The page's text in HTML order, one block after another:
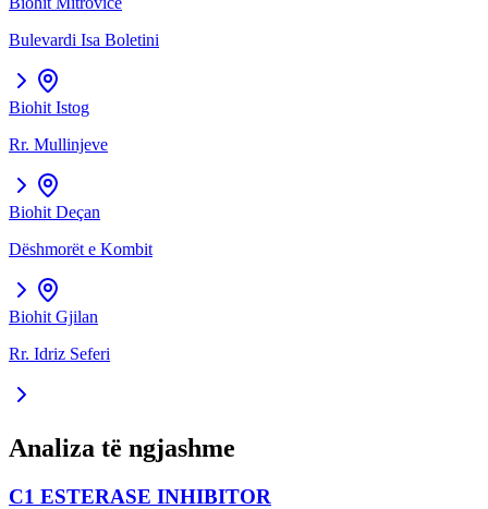
Bulevardi Isa Boletini
Biohit Istog
Rr. Mullinjeve
Biohit Deçan
Dëshmorët e Kombit
Biohit Gjilan
Rr. Idriz Seferi
Analiza të ngjashme
C1 ESTERASE INHIBITOR